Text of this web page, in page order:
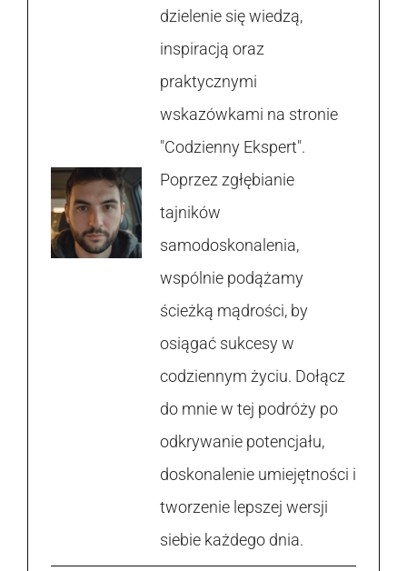
dzielenie się wiedzą,
inspiracją oraz
praktycznymi
wskazówkami na stronie
"Codzienny Ekspert".
Poprzez zgłębianie
tajników
samodoskonalenia,
wspólnie podążamy
ścieżką mądrości, by
osiągać sukcesy w
codziennym życiu. Dołącz
do mnie w tej podróży po
odkrywanie potencjału,
doskonalenie umiejętności i
tworzenie lepszej wersji
siebie każdego dnia.